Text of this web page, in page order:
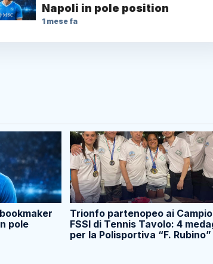
Napoli in pole position
1 mese fa
pole
Trionfo partenopeo ai
FSSI di Tennis Tavolo: 4
per la Polisportiva “F. Rubino”